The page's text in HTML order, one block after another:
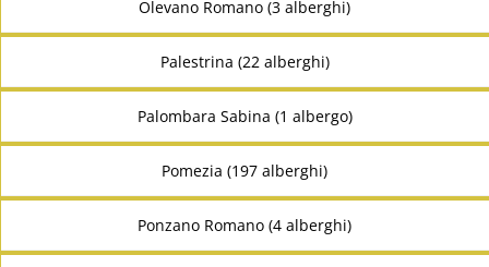
Olevano Romano (3 alberghi)
Palestrina (22 alberghi)
Palombara Sabina (1 albergo)
Pomezia (197 alberghi)
Ponzano Romano (4 alberghi)